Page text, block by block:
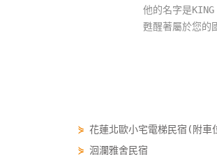
他的名字是KING
甦醒著屬於您的
⋟ 花蓮北歐小宅電梯民宿(附
⋟ 洄瀾雅舍民宿